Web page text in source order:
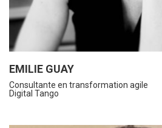
EMILIE GUAY
Consultante en transformation agile
Digital Tango